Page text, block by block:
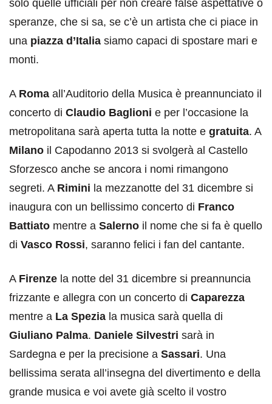
solo quelle ufficiali per non creare false aspettative o
speranze, che si sa, se c’è un artista che ci piace in
una piazza d’Italia siamo capaci di spostare mari e
monti.
A Roma all’Auditorio della Musica è preannunciato il
concerto di Claudio Baglioni e per l’occasione la
metropolitana sarà aperta tutta la notte e gratuita. A
Milano il Capodanno 2013 si svolgerà al Castello
Sforzesco anche se ancora i nomi rimangono
segreti. A Rimini la mezzanotte del 31 dicembre si
inaugura con un bellissimo concerto di Franco
Battiato mentre a Salerno il nome che si fa è quello
di Vasco Rossi, saranno felici i fan del cantante.
A Firenze la notte del 31 dicembre si preannuncia
frizzante e allegra con un concerto di Caparezza
mentre a La Spezia la musica sarà quella di
Giuliano Palma. Daniele Silvestri sarà in
Sardegna e per la precisione a Sassari. Una
bellissima serata all’insegna del divertimento e della
grande musica e voi avete già scelto il vostro